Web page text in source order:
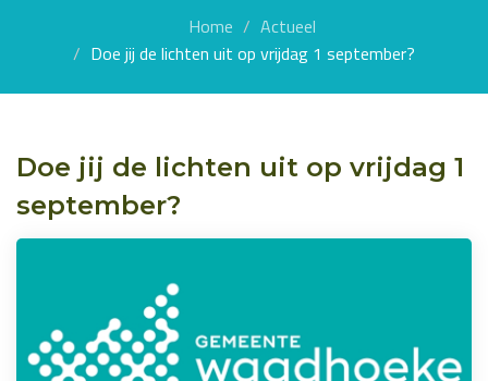
Home
Actueel
Doe jij de lichten uit op vrijdag 1 september?
Doe jij de lichten uit op vrijdag 1
september?